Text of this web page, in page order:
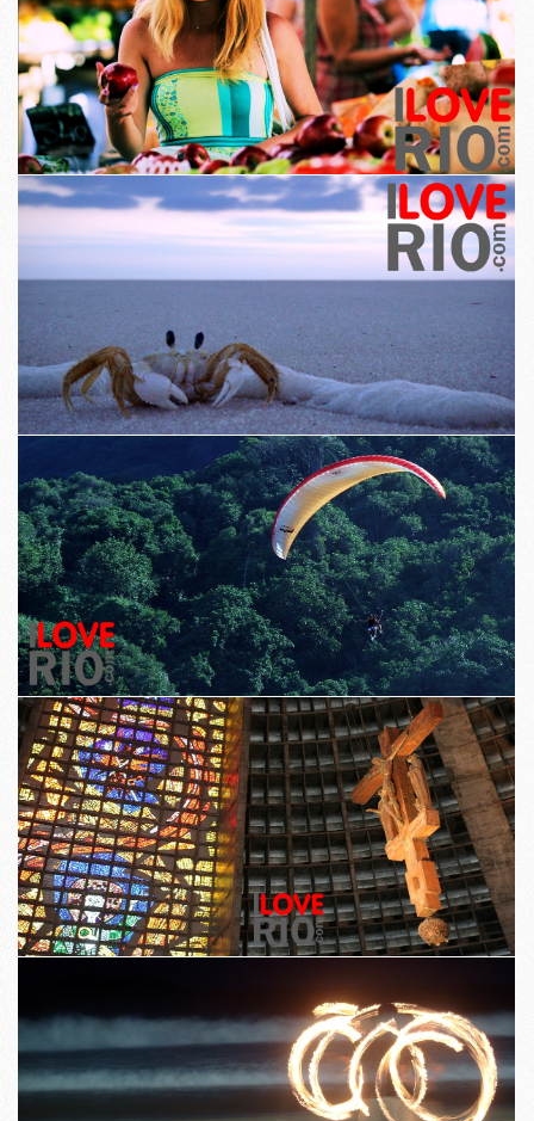
Saol sa chathair a gabhadh araon i glamour agus chuimhneacháin ó lá
go lá.
Is iad na grianghraif eisiach sa Tairseach uathúil, agus nach bhfuil le fáil
in aon fhoilseachán eile.
Tá staid an trealamh ealaíne a úsáidtear le linn an phróisis, a chinntiú
go bhfuil gach grianghraf den chaighdeán is airde.
speisialta chun a chinntiú go bhfuil gach grianghraf sainiúil agus
gabhálacha gné den chathair i bhfianaise nua.